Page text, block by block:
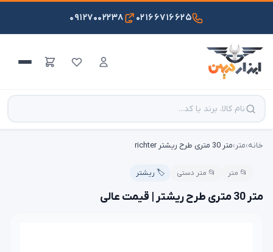
۰۲۱۶۶۷۱۶۶۲۵ ۰۹۱۲۷۰۰۲۲۳۸
خانه›متر›متر 30 متری طرح ریشتر richter
📂 متر 📂 متر دستی 🏷️ ریشتر
متر 30 متری طرح ریشتر | قیمت عالی